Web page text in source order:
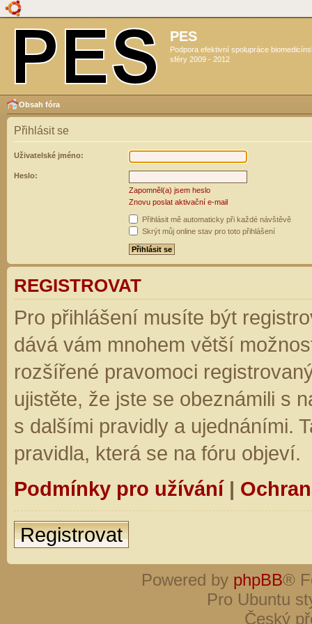
PES
Podpora efektivní spolupráce
sféry 2009 - 2012
Obsah fóra
Přihlásit se
Uživatelské jméno:
Heslo:
Zapomněl(a) jsem heslo
Znovu poslat aktivační e-mail
Přihlásit mě automaticky při každé návštěvě
Skrýt můj online stav pro toto přihlášení
REGISTROVAT
Pro přihlášení musíte být
dává vám mnohem větší
rozšířené pravomoci
ujistěte, že jste se obeznámili s
s dalšími pravidly a ujednáními.
pravidla, která se na fóru objeví.
Podmínky pro užívání|
Registrovat
Powered by phpBB®
Pro Ubuntu
Český